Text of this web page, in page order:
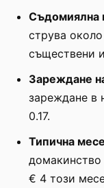
Съдомиялна
струва
съществени
Зареждане
зареждане в
0.17.
Типична
€ 4 този